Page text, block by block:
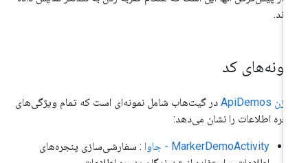
کد
در گیت‌هاب شامل نمونه‌ای است که تمام ویژگی‌های
اطلاعات را نشان می‌دهد:
MarkerDemoActivity - جاوا
: سفارشی‌سازی پنجره‌های